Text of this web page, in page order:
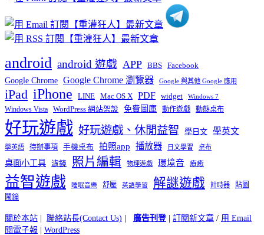
android android 遊戲 APP BBS Facebook
Google Chrome Google Chrome 瀏覽器 Google 與其他 Google 應用
iPad iPhone LINE Mac OS X PDF widget Windows 7
Windows Vista WordPress 網站架設 免費圖庫 動作遊戲 動態桌布
好玩遊戲 好玩遊戲、休閒益智 學日文 學英文
學英語 待辦事項 手機桌布 拍照app 播放器 日文學習 桌布
桌面小工具 濾鏡 照片編輯 物理遊戲 環境音 療癒
益智遊戲 睡眠音樂 舒壓 英語學習 解謎遊戲 計時器
貼圖
鬧鐘
關於本站 | 聯絡站長(Contact Us) | 廣告刊登| 訂閱新文章 / 用 Email
閱電子報 | WordPress